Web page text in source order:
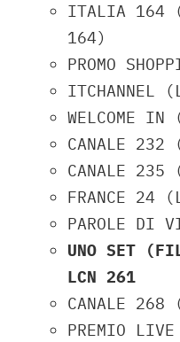
ITALIA 164
164)
PROMO
ITCHANNEL
WELCOME
CANALE 232
CANALE 235
FRANCE 24
PAROLE DI
UNO SET
LCN 261
CANALE 268
PREMIO